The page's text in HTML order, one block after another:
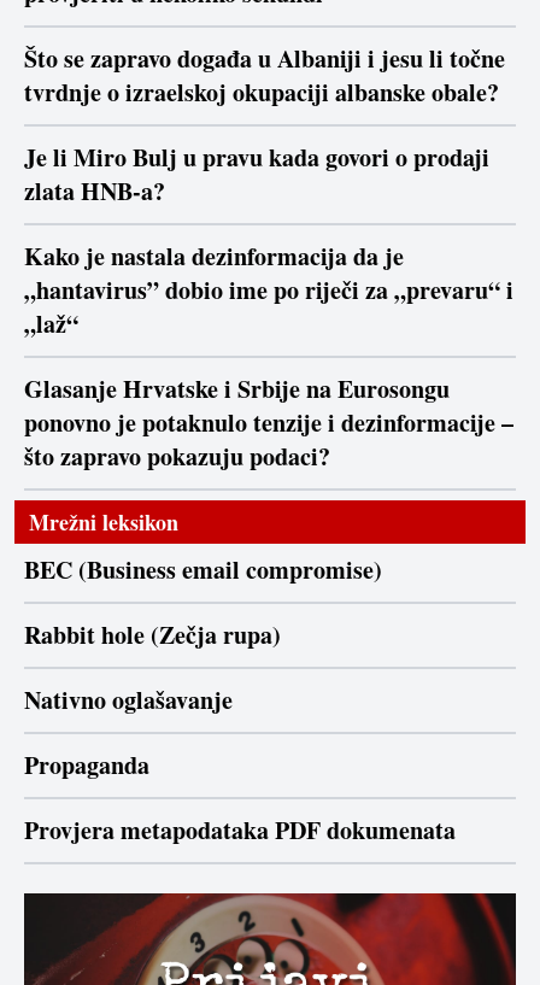
Što se zapravo događa u Albaniji i jesu li točne
tvrdnje o izraelskoj okupaciji albanske obale?
Je li Miro Bulj u pravu kada govori o prodaji
zlata HNB-a?
Kako je nastala dezinformacija da je
„hantavirus” dobio ime po riječi za „prevaru“ i
„laž“
Glasanje Hrvatske i Srbije na Eurosongu
ponovno je potaknulo tenzije i dezinformacije –
što zapravo pokazuju podaci?
Mrežni leksikon
BEC (Business email compromise)
Rabbit hole (Zečja rupa)
Nativno oglašavanje
Propaganda
Provjera metapodataka PDF dokumenata